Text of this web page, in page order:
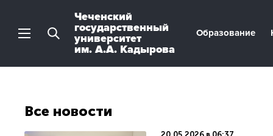
Чеченский
государственный
университет
им. А.А. Кадырова
Образование
Все новости